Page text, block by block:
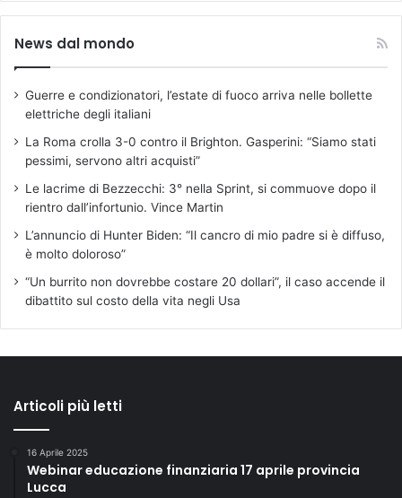
News dal mondo
Guerre e condizionatori, l’estate di fuoco arriva nelle bollette
elettriche degli italiani
La Roma crolla 3-0 contro il Brighton. Gasperini: “Siamo stati
pessimi, servono altri acquisti”
Le lacrime di Bezzecchi: 3° nella Sprint, si commuove dopo il
rientro dall’infortunio. Vince Martin
L’annuncio di Hunter Biden: “Il cancro di mio padre si è diffuso,
è molto doloroso”
“Un burrito non dovrebbe costare 20 dollari”, il caso accende il
dibattito sul costo della vita negli Usa
Articoli più letti
16 Aprile 2025
Webinar educazione finanziaria 17 aprile provincia
Lucca